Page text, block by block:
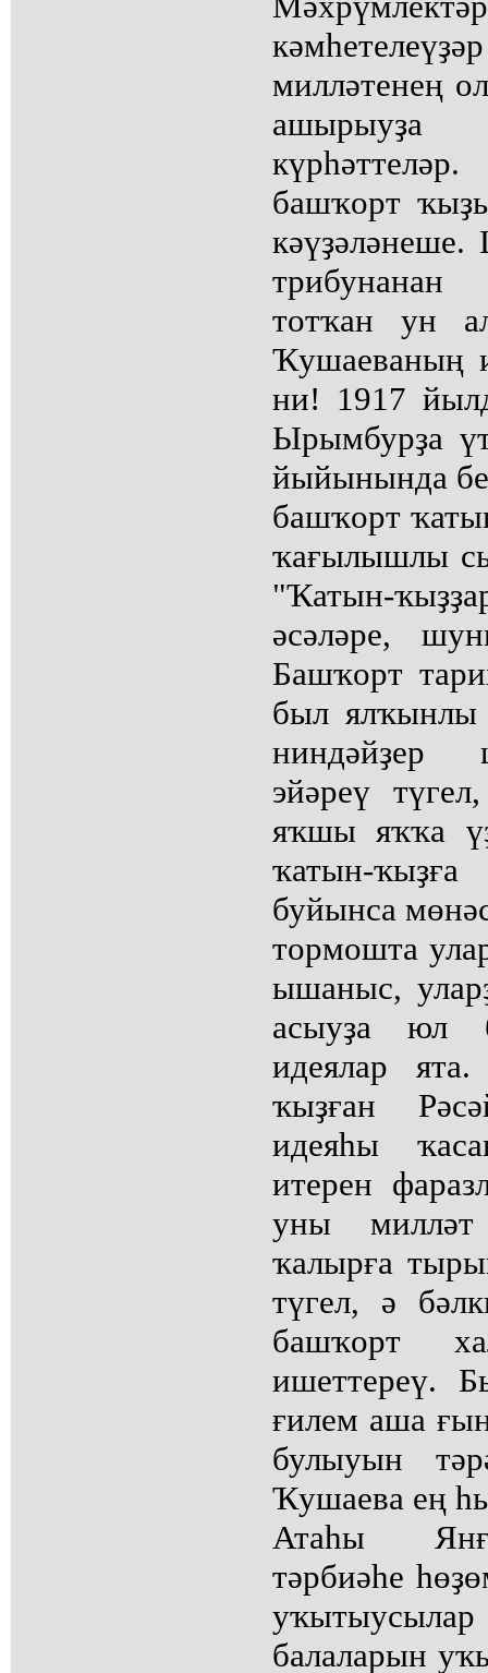
милләтенең
башҡорт
тотҡан ун
Ҡушаеваның
ни! 1917
Ырымбурҙа
йыйынында
башҡорт
ҡағылышлы
"Ҡатын-
әсәләре,
Башҡорт
был ялҡынлы
ниндәйҙер
эйәреү
яҡшы яҡҡа
ҡатын-
буйынса
тормошта
ышаныс,
асыуҙа юл
идеялар
ҡыҙған
идеяһы
итерен
уны милләт
ҡалырға
түгел, ә
башҡорт
ишеттереү.
ғилем аша
булыуын
Ҡушаева ең
Атаһы
тәрбиәһе
балаларын